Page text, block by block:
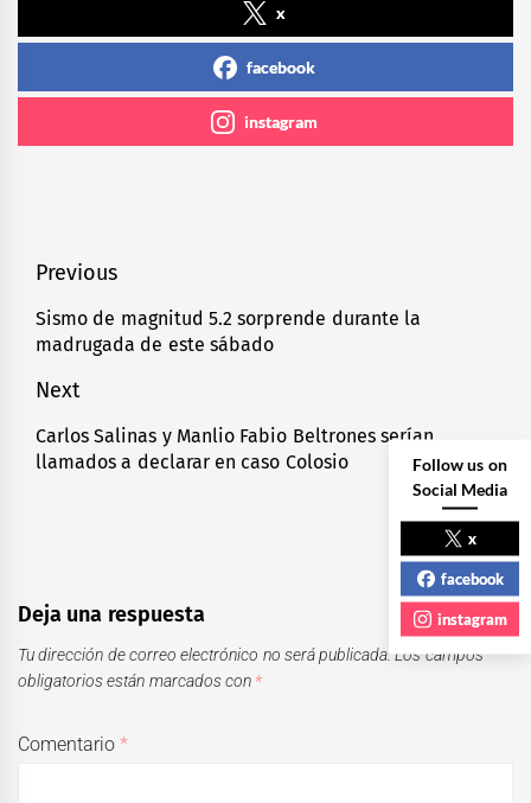
x
facebook
instagram
Navegación
de
entradas
Previous
Previous
post:
Sismo de magnitud 5.2 sorprende durante la
madrugada de este sábado
Next
Next
post:
Carlos Salinas y Manlio Fabio Beltrones serían
llamados a declarar en caso Colosio
Deja una respuesta
Tu dirección de correo electrónico no será publicada. Los campos
obligatorios están marcados con *
Comentario*
Follow us on
Social Media
x
facebook
instagram